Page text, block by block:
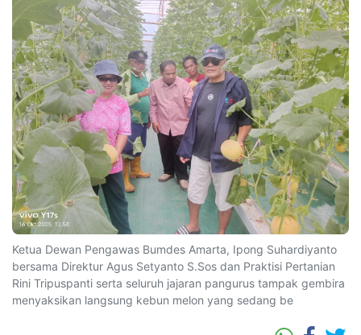
Ketua Dewan Pengawas Bumdes Amarta, Ipong Suhardiyanto
bersama Direktur Agus Setyanto S.Sos dan Praktisi Pertanian
Rini Tripuspanti serta seluruh jajaran pangurus tampak gembira
menyaksikan langsung kebun melon yang sedang be